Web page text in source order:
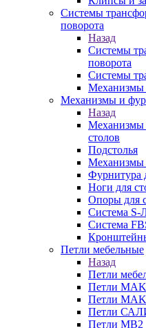
Системы
поворота
Назад
Системы
поворота
Системы
Механизмы
Механизмы и
Назад
Механизмы
столов
Подстолья
Механизмы
Фурнитура
Ноги для
Опоры для
Система
Система
Петли мебельные
Назад
Петли
Петли
Петли
Петли
Петли MB2